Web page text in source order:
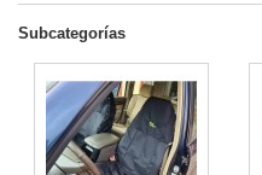
Subcategorías